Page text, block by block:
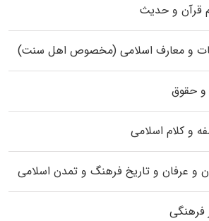
قرآن و حدیث
و معارف اسلامی (مخصوص اهل سنت)
و حقوق
و کلام اسلامی
و عرفان و تاریخ فرهنگ و تمدن اسلامی
فرهنگی